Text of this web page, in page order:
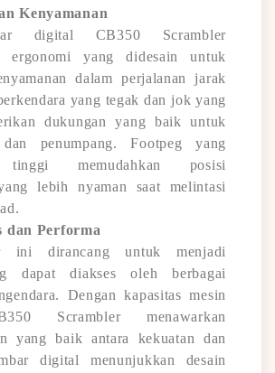
Kenyamanan
digital CB350 Scrambler
ergonomi yang didesain untuk
dalam perjalanan jarak
yang tegak dan jok yang
dukungan yang baik untuk
dan penumpang. Footpeg yang
tinggi memudahkan posisi
lebih nyaman saat melintasi
dan Performa
ini dirancang untuk menjadi
dapat diakses oleh berbagai
Dengan kapasitas mesin
Scrambler menawarkan
yang baik antara kekuatan dan
digital menunjukkan desain